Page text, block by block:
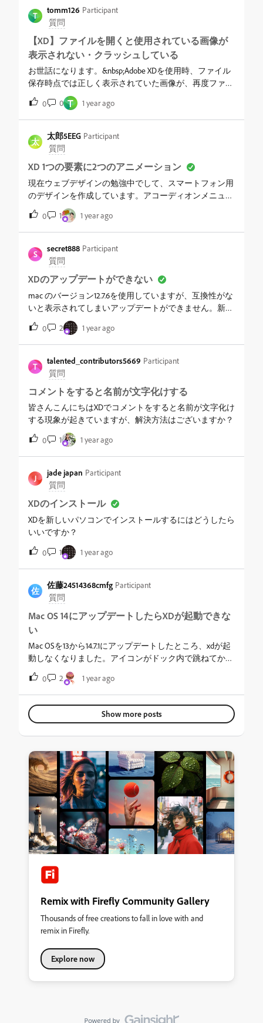
URLhttps://helpx.adobe.com/jp/xd/kb/cannot-use-share-
feature.html
T
tomm126 Participant
質問
【XD】ファイルを開くと使用されている画像が
表示されない・クラッシュしている
お世話になります。&nbsp;Adobe XDを使用時、ファイル
保存時点では正しく表示されていた画像が、再度ファイ
ルを開いた際にクラッシュしてしまう現象が発生してい
ます。&nbsp;クラッシュしていると判断した理由とし
て、画像が下記状態になっていることが挙げられま
す。・画像が表示されない・レイヤーとしては画像とし
て表示されているが、選択すると透明の角形シェイプに
見える・画像レイヤーを選択して「Photoshopで編集」
を選択すると、「Photoshop の起動中に問題が発生しま
した(エラーコード : 162)」というエラーが発生する。
&nbsp;備考として、レイヤーの状態は以下のとおりで
す。・プロパティは通常の画像と同様、白色四角形とし
て表示されている・画像はアートボードへの直接ドラッ
グ&amp;ドロップ→シェイプでのマスクで編集をしてい
ます（NOT：シェイプへのドラッグ&amp;ドロップ）
&nbsp;作業環境などは下記の通りです。同じような現象
が発生している方、解決方法がわかる方がいましたらご
指導のほどよろしくお願いいたします。。&nbsp;【作業
環境】デバイス：iMac&nbsp;macOS Sequoia（バージョン
15）ソフト：Adobe XD（58.0.12）
0 0 T 1 year ago
太
太郎5EEG Participant
質問
XD 1つの要素に2つのアニメーション
現在ウェブデザインの勉強中でして、スマートフォン用
のデザインを作成しています。アコーディオンメニュー
を設定したのですが、タップすると色が変わるようにし
たいです。ただ自動アニメーションでアコーディオンメ
ニューを設定してから、トグルステートで色を変えると
自動アニメーションが消えてしまします。1つの要素に
対して2つのアニメーションをつけることはできないの
でしょうか？もし手順があれば、教えていただきたいで
す。よろしくお願いいたします。
0 1 1 year ago
S
secret888 Participant
質問
XDのアップデートができない
mac のバージョン12.7.6を使用していますが、互換性がな
いと表示されてしまいアップデートができません。新し
いバージョンで保存されたファイルを開くことができず
困っています。
0 2 1 year ago
T
talented_contributors5669 Participant
質問
コメントをすると名前が文字化けする
皆さんこんにちはXDでコメントをすると名前が文字化け
する現象が起きていますが、解決方法はございますか？
0 1 1 year ago
J
jade japan Participant
質問
XDのインストール
XDを新しいパソコンでインストールするにはどうしたら
いいですか？
0 1 1 year ago
佐
佐藤24514368cmfg Participant
質問
Mac OS 14にアップデートしたらXDが起動できな
い
Mac OSを13から14.7.1にアップデートしたところ、xdが起
動しなくなりました。アイコンがドック内で跳ねてから
しばらくすると真っ白なスプラッシュウィンドウが出て
フリーズ（アプリケーションが応答しない）します。下
記の対応を試したのですが改善しませんでしたOS再起
動XDを環境設定ごとアンインストール（削除）し、再度
インストールAdobe CC再起動／ロウグアウトして再ログ
ないでしょうか？
0 2 1 year ago
Show more posts
Remix with Firefly Community Gallery
Thousands of free creations to fall in love with and
remix in Firefly.
Explore now